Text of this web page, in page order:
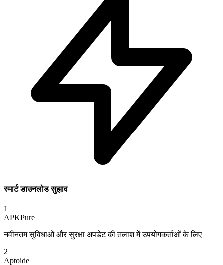
स्मार्ट डाउनलोड सुझाव
1
APKPure
नवीनतम सुविधाओं और सुरक्षा अपडेट की तलाश में उपयोगकर्ताओं के लिए
2
Aptoide